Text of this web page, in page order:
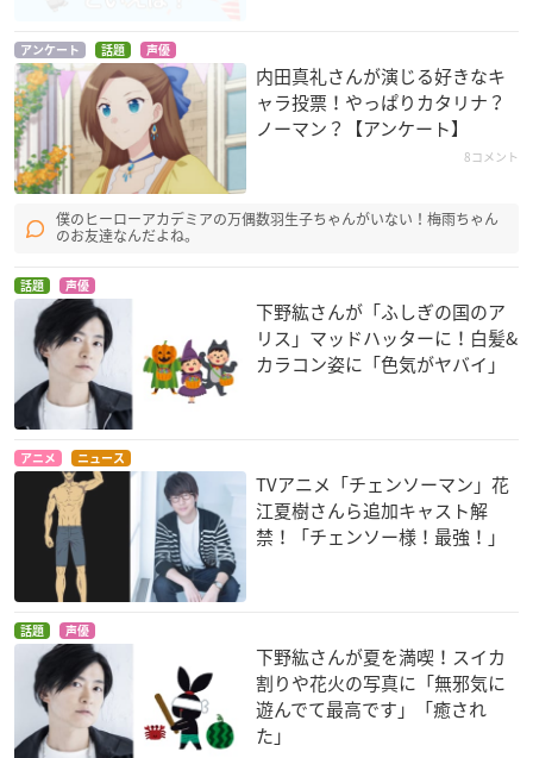
甲鉄城のカバネリ
菖蒲
聖戦ケルベロス 竜刻
のファタリテ
エリン
ラグナストライクエ
ンジェルズ
華ノ宮伊月
GATE(ゲート) 自衛隊
彼の地にて、斯く戦
えり（第2クール）
栗林志乃
無彩限のファント
ム・ワールド
ご注文はうさぎです
ノラガミ ARAGOTO
壱岐ひより
ンデレラガールズ 2n
d SEASON
神崎蘭子
ット)
西森柚咲／西森美砂
アンケート 話題 声優
内田真礼さんが演じる好きなキ
ャラ投票！やっぱりカタリナ？
ノーマン？【アンケート】
8コメント
僕のヒーローアカデミアの万偶数羽生子ちゃんがいない！梅雨ちゃん
のお友達なんだよね。
話題 声優
下野紘さんが「ふしぎの国のア
リス」マッドハッターに！白髪&
カラコン姿に「色気がヤバイ」
アニメ ニュース
TVアニメ「チェンソーマン」花
江夏樹さんら追加キャスト解
禁！「チェンソー様！最強！」
話題 声優
下野紘さんが夏を満喫！スイカ
割りや花火の写真に「無邪気に
遊んでて最高です」「癒され
た」